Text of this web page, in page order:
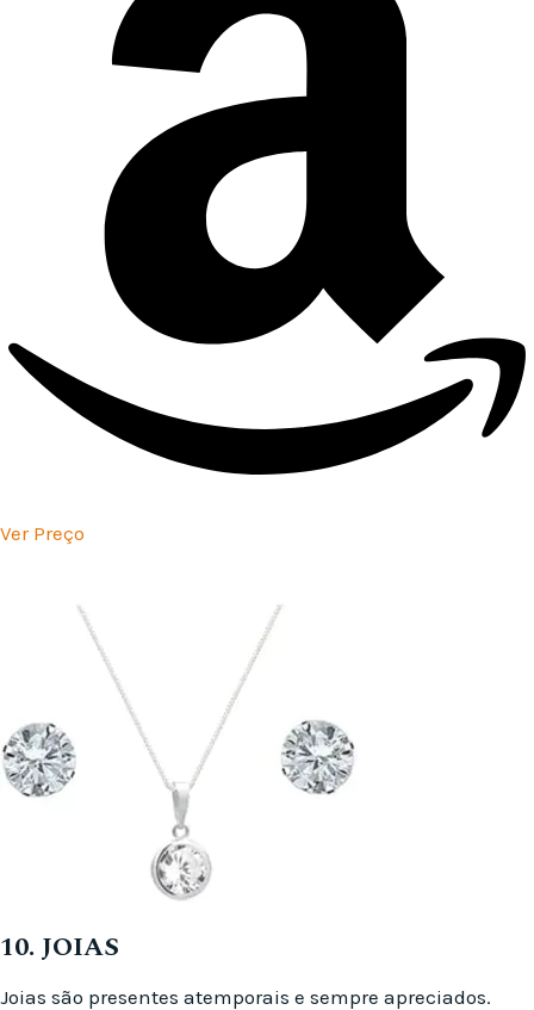
Ver Preço
10. JOIAS
Joias são presentes atemporais e sempre apreciados.